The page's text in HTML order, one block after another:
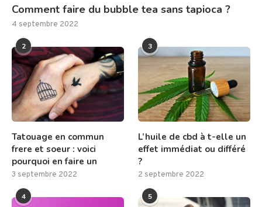
Comment faire du bubble tea sans tapioca ?
4 septembre 2022
2
Tatouage en commun
frere et soeur : voici
pourquoi en faire un
3 septembre 2022
3
L’huile de cbd à t-elle un
effet immédiat ou différé
?
2 septembre 2022
4 5